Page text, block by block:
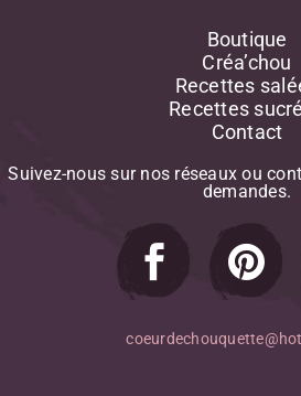
Boutique
Créa’chou
Recettes
Recettes
Contact
Suivez-nous sur nos réseaux ou
demandes.